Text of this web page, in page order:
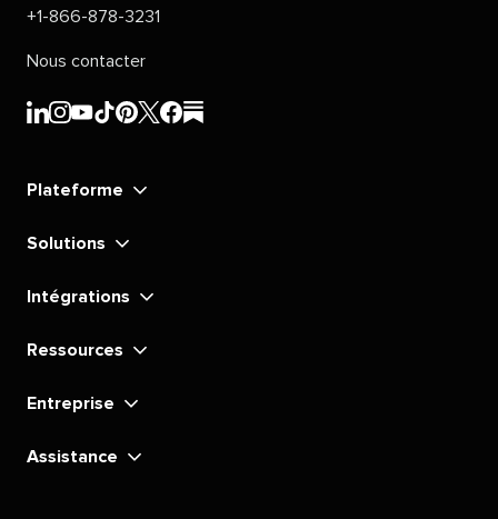
+1-866-878-3231​​
Nous contacter​​
Sprout
LinkedIn​​
Sprout
Instagram​​
Sprout
YouTube​​
Sprout
TikTok​​
Sprout
Sprout
Sprout
Sprout
Plateforme​​
Solutions​​
Intégrations​​
Ressources​​
Entreprise​​
Assistance​​